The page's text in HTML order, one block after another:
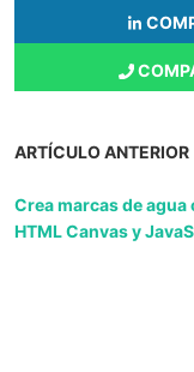
ARTÍCULO ANTERIOR
Crea marcas de agua
HTML Canvas y